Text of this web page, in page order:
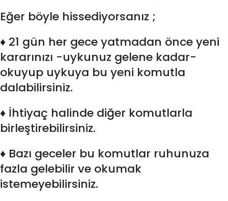
Eğer böyle hissediyorsanız ;
♦ 21 gün her gece yatmadan önce yeni
kararınızı -uykunuz gelene kadar-
okuyup uykuya bu yeni komutla
dalabilirsiniz.
♦ İhtiyaç halinde diğer komutlarla
birleştirebilirsiniz.
♦ Bazı geceler bu komutlar ruhunuza
fazla gelebilir ve okumak
istemeyebilirsiniz.